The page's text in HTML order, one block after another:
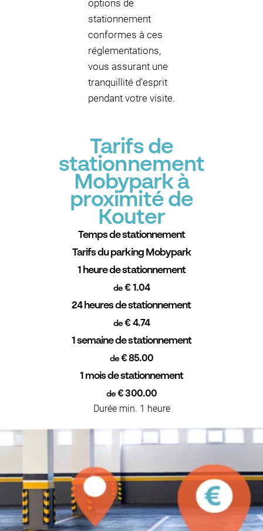
options de
stationnement
conformes à ces
réglementations,
vous assurant une
tranquillité d’esprit
pendant votre visite.
Tarifs de
stationnement
Mobypark à
proximité de
Kouter
Temps de stationnement
Tarifs du parking Mobypark
1 heure de stationnement
de € 1.04
24 heures de stationnement
de € 4.74
1 semaine de stationnement
de€ 85.00
1 mois de stationnement
de € 300.00
Durée min. 1 heure